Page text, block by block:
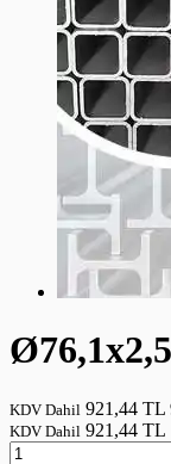
KDV Dahil 921,44 TL
KDV Dahil 921,44 TL